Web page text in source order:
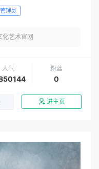
管理员
化艺术官网
人气 粉丝
0
进主页